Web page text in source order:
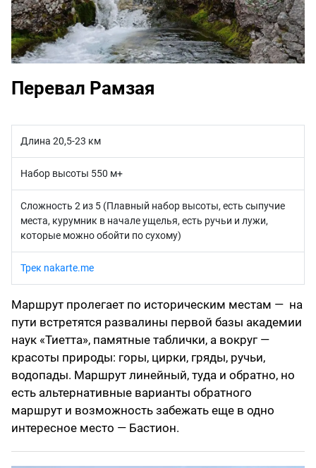
Перевал Рамзая
Длина 20,5-23 км
Набор высоты 550 м+
Сложность 2 из 5 (Плавный набор высоты, есть сыпучие
места, курумник в начале ущелья, есть ручьи и лужи,
которые можно обойти по сухому)
Трек nakarte.me
Маршрут пролегает по историческим местам — на
пути встретятся развалины первой базы академии
наук «‎Тиетта»‎, памятные таблички, а вокруг —
красоты природы: горы, цирки, гряды, ручьи,
водопады. Маршрут линейный, туда и обратно, но
есть альтернативные варианты обратного
маршрут и возможность забежать еще в одно
интересное место — Бастион.